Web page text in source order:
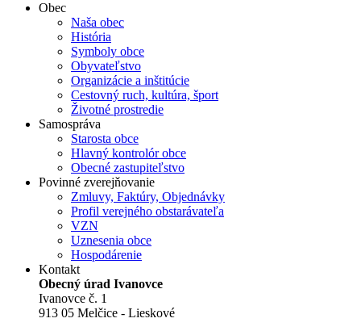
Obec
Naša obec
História
Symboly obce
Obyvateľstvo
Organizácie a inštitúcie
Cestovný ruch, kultúra, šport
Životné prostredie
Samospráva
Starosta obce
Hlavný kontrolór obce
Obecné zastupiteľstvo
Povinné zverejňovanie
Zmluvy, Faktúry, Objednávky
Profil verejného obstarávateľa
VZN
Uznesenia obce
Hospodárenie
Kontakt
Obecný úrad Ivanovce
Ivanovce č. 1
913 05 Melčice - Lieskové